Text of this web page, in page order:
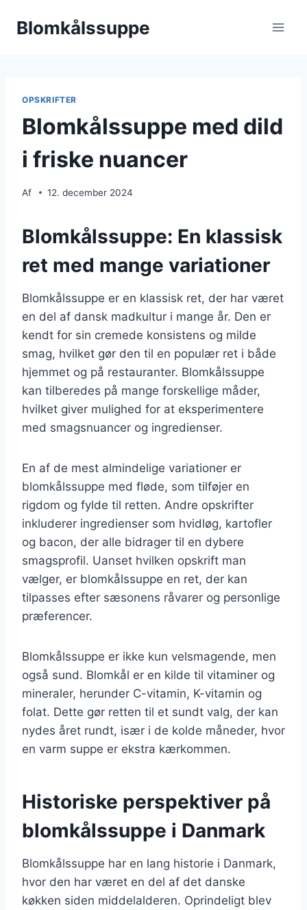
Blomkålssuppe
OPSKRIFTER
Blomkålssuppe med dild
i friske nuancer
Af 12. december 2024
Blomkålssuppe: En klassisk
ret med mange variationer
Blomkålssuppe er en klassisk ret, der har været
en del af dansk madkultur i mange år. Den er
kendt for sin cremede konsistens og milde
smag, hvilket gør den til en populær ret i både
hjemmet og på restauranter. Blomkålssuppe
kan tilberedes på mange forskellige måder,
hvilket giver mulighed for at eksperimentere
med smagsnuancer og ingredienser.
En af de mest almindelige variationer er
blomkålssuppe med fløde, som tilføjer en
rigdom og fylde til retten. Andre opskrifter
inkluderer ingredienser som hvidløg, kartofler
og bacon, der alle bidrager til en dybere
smagsprofil. Uanset hvilken opskrift man
vælger, er blomkålssuppe en ret, der kan
tilpasses efter sæsonens råvarer og personlige
præferencer.
Blomkålssuppe er ikke kun velsmagende, men
også sund. Blomkål er en kilde til vitaminer og
mineraler, herunder C-vitamin, K-vitamin og
folat. Dette gør retten til et sundt valg, der kan
nydes året rundt, især i de kolde måneder, hvor
en varm suppe er ekstra kærkommen.
Historiske perspektiver på
blomkålssuppe i Danmark
Blomkålssuppe har en lang historie i Danmark,
hvor den har været en del af det danske
køkken siden middelalderen. Oprindeligt blev